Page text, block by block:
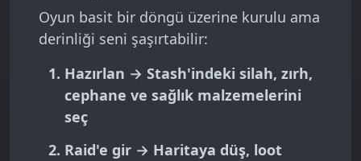
Oyun basit bir döngü üzerine kurulu ama
derinliği seni şaşırtabilir:
Hazırlan → Stash'indeki silah, zırh,
cephane ve sağlık malzemelerini
seç
Raid'e gir → Haritaya düş, loot